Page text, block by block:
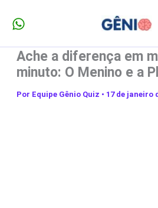
para
conteúdo
Ache a diferença em
minuto: O Menino e a
Por Equipe Gênio Quiz • 17 de janeiro